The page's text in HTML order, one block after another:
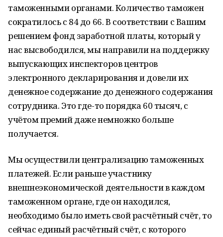
таможенными органами. Количество таможен
сократилось с 84 до 66. В соответствии с Вашим
решением фонд заработной платы, который у
нас высвободился, мы направили на поддержку
выпускающих инспекторов центров
электронного декларирования и довели их
денежное содержание до денежного содержания
сотрудника. Это где-то порядка 60 тысяч, с
учётом премий даже немножко больше
получается.
Мы осуществили централизацию таможенных
платежей. Если раньше участнику
внешнеэкономической деятельности в каждом
таможенном органе, где он находился,
необходимо было иметь свой расчётный счёт, то
сейчас единый расчётный счёт, с которого